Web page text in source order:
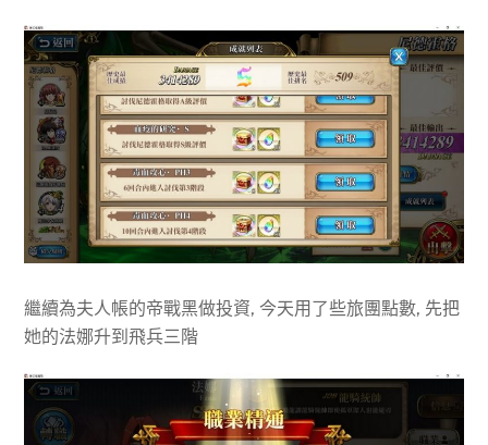
繼續為夫人帳的帝戰黑做投資, 今天用了些旅團點數, 先把
她的法娜升到飛兵三階